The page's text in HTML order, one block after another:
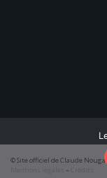
© Site officiel de Claude
–